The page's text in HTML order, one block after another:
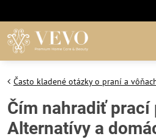
Často kladené otázky o praní a
Čím nahradiť prací
Alternatívy a